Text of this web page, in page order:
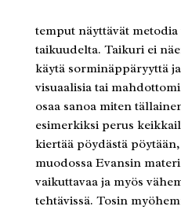
temput näyttävät
taikuudelta. Taikuri ei
käytä sorminäppäryyttä
visuaalisia tai
osaa sanoa miten
esimerkiksi perus
kiertää pöydästä
muodossa Evansin
vaikuttavaa ja myös
tehtävissä. Tosin